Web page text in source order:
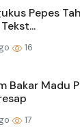
Pepes
16
Bakar Madu
17